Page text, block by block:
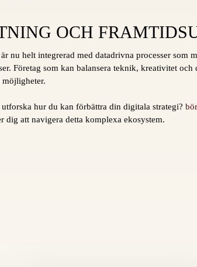
OCH
nu helt integrerad med datadrivna processer som
Företag som kan balansera teknik, kreativitet och
möjligheter.
hur du kan förbättra din digitala strategi?
dig att navigera detta komplexa ekosystem.